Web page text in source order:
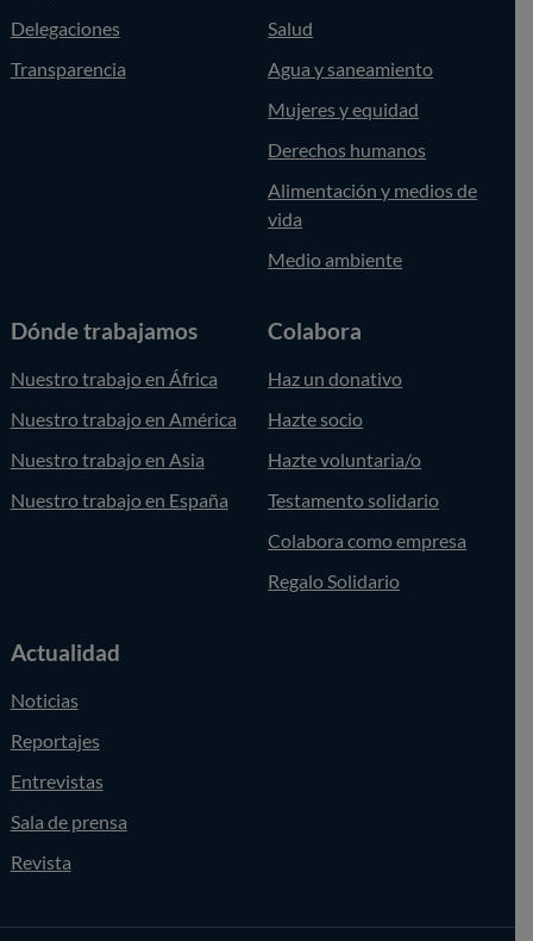
Delegaciones
Transparencia
Salud
Agua y saneamiento
Mujeres y equidad
Derechos humanos
Alimentación y medios de
vida
Medio ambiente
Dónde trabajamos
Nuestro trabajo en África
Nuestro trabajo en América
Nuestro trabajo en Asia
Nuestro trabajo en España
Colabora
Haz un donativo
Hazte socio
Hazte voluntaria/o
Testamento solidario
Colabora como empresa
Regalo Solidario
Actualidad
Noticias
Reportajes
Entrevistas
Sala de prensa
Revista